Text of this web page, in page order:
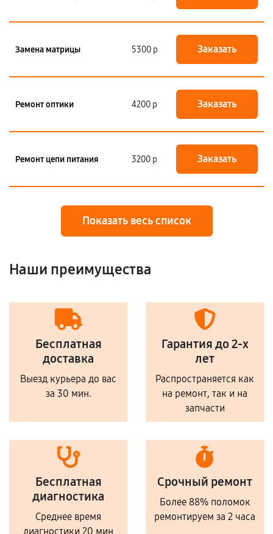
Замена матрицы 5300 р Заказать
Ремонт оптики 4200 р Заказать
Ремонт цепи питания 3200 р Заказать
Показать весь список
Наши преимущества
Бесплатная
доставка
Выезд курьера до вас
за 30 мин.
Гарантия до 2-х
лет
Распространяется как
на ремонт, так и на
запчасти
Бесплатная
диагностика
Среднее время
диагностики 20 мин
Срочный ремонт
Более 88% поломок
ремонтируем за 2 часа